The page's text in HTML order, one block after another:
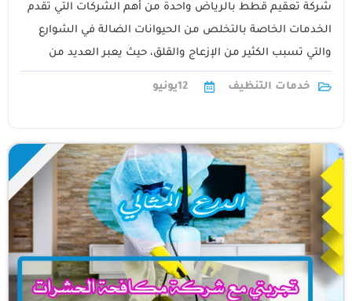
شركة تعقيم قطط بالرياض واحدة من أهم الشركات التي تقدم
الخدمات الخاصة بالتخلص من الحيوانات الضالة في الشوارع
والتي تسبب الكثير من الإزعاج والقلق، حيث يعبر العديد من
السكان في1
خدمات التنظيف
12يونيو